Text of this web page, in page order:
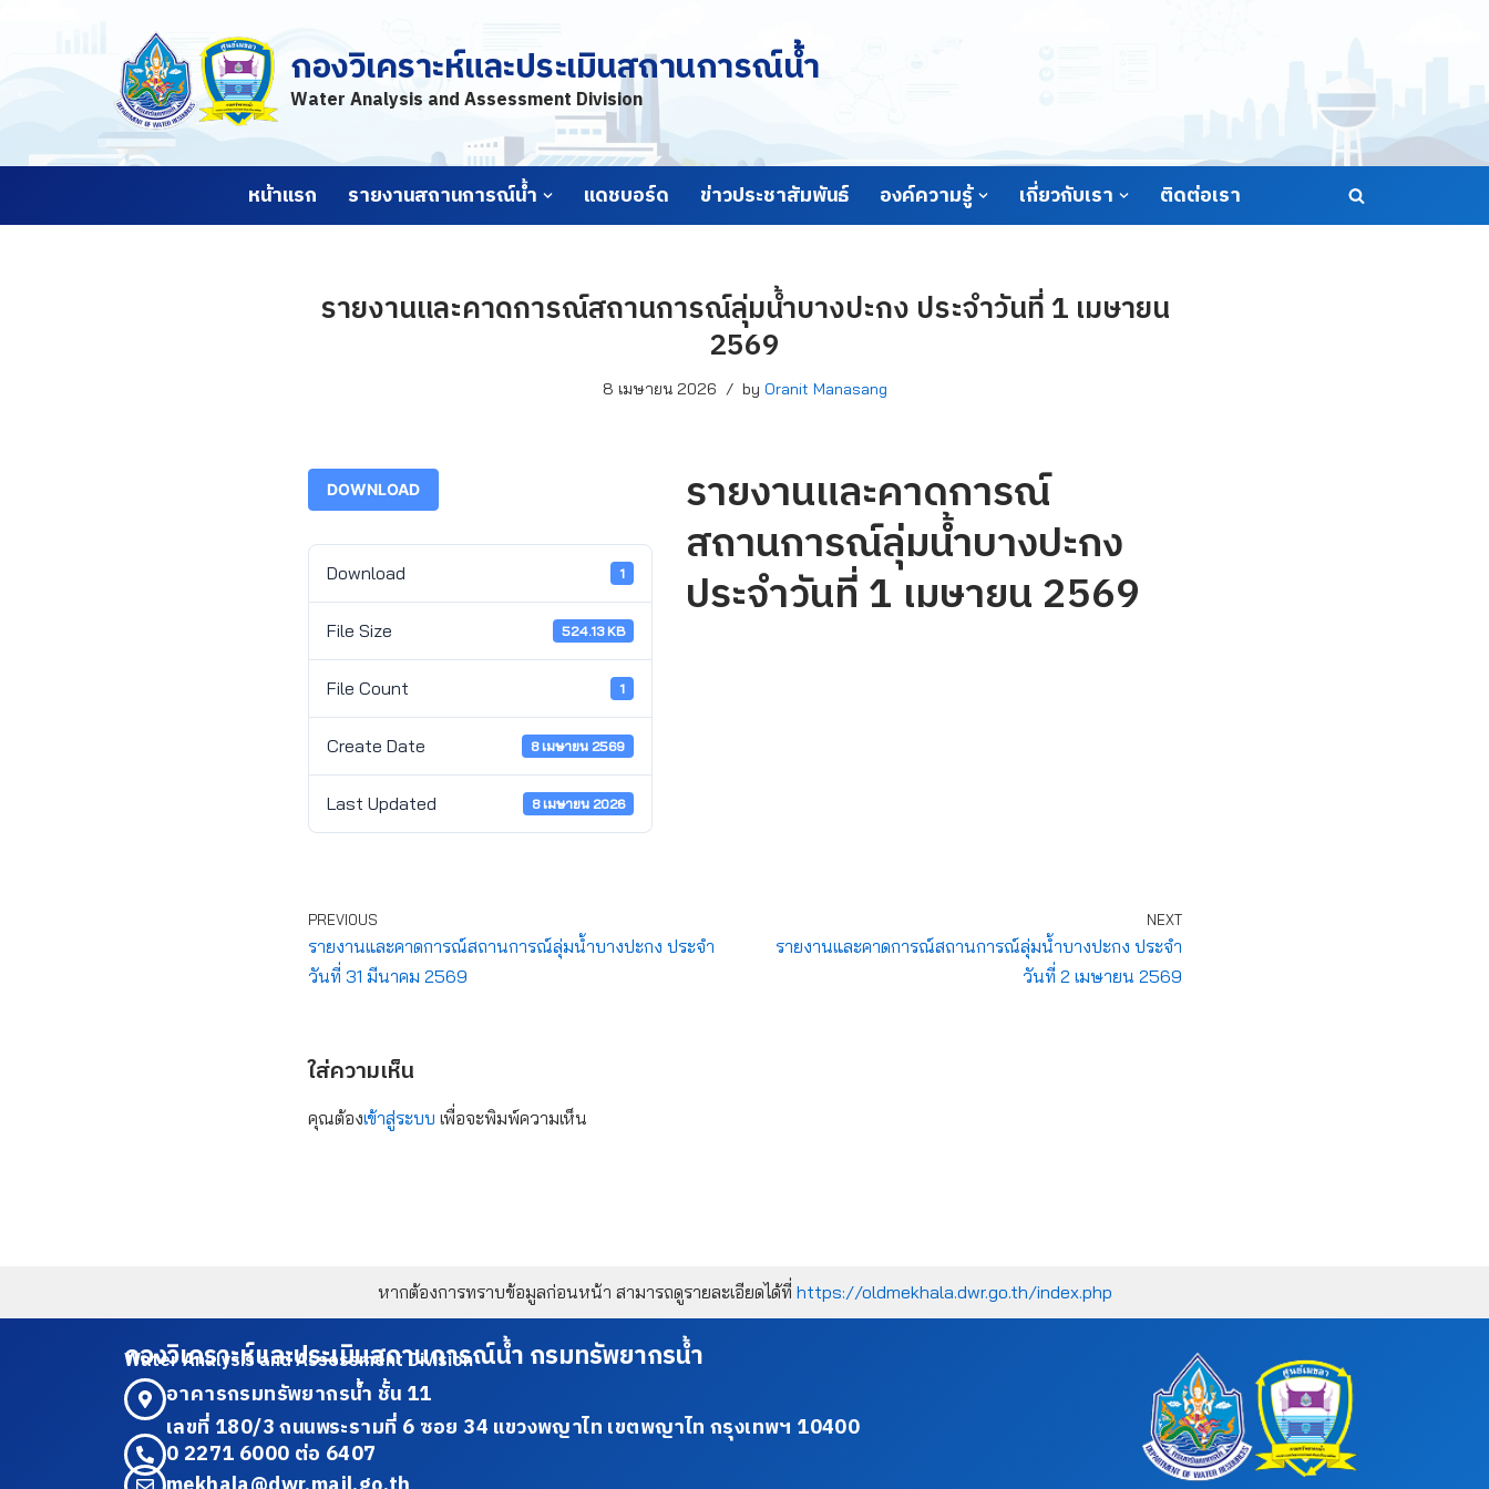
กองวิเคราะห์และประเมินสถานการณ์น้ำ
Water Analysis and Assessment Division
หน้าแรก รายงานสถานการณ์น้ำ แดชบอร์ด ข่าวประชาสัมพันธ์ องค์ความรู้ เกี่ยวกับเรา ติดต่อเรา
รายงานและคาดการณ์สถานการณ์ลุ่มน้ำบางปะกง ประจำวันที่ 1 เมษายน
2569
8 เมษายน 2026 by Oranit Manasang
DOWNLOAD
Download 1
File Size 524.13 KB
File Count 1
Create Date 8 เมษายน 2569
Last Updated 8 เมษายน 2026
รายงานและคาดการณ์
สถานการณ์ลุ่มน้ำบางปะกง
ประจำวันที่ 1 เมษายน 2569
PREVIOUS
รายงานและคาดการณ์สถานการณ์ลุ่มน้ำบางปะกง ประจำ
วันที่ 31 มีนาคม 2569
NEXT
รายงานและคาดการณ์สถานการณ์ลุ่มน้ำบางปะกง ประจำ
วันที่ 2 เมษายน 2569
ใส่ความเห็น
คุณต้องเข้าสู่ระบบ เพื่อจะพิมพ์ความเห็น
หากต้องการทราบข้อมูลก่อนหน้า สามารถดูรายละเอียดได้ที่ https://oldmekhala.dwr.go.th/index.php
กองวิเคราะห์และประเมินสถานการณ์น้ำ กรมทรัพยากรน้ำ
Water Analysis and Assessment Division
อาคารกรมทรัพยากรน้ำ ชั้น 11
เลขที่ 180/3 ถนนพระรามที่ 6 ซอย 34 แขวงพญาไท เขตพญาไท กรุงเทพฯ 10400
0 2271 6000 ต่อ 6407